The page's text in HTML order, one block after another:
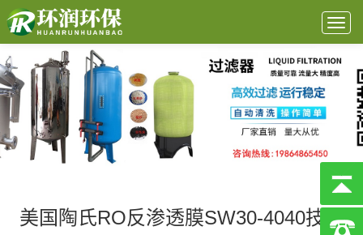
美国陶氏RO反渗透膜SW30-4040技术